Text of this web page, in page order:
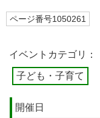
ページ番号1050261
イベントカテゴリ：
子ども・子育て
開催日